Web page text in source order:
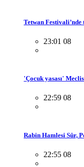
Tetwan
23:01 08
'Çocuk yasası'
22:59 08
Rabin Hamlesi Sûr,
22:55 08